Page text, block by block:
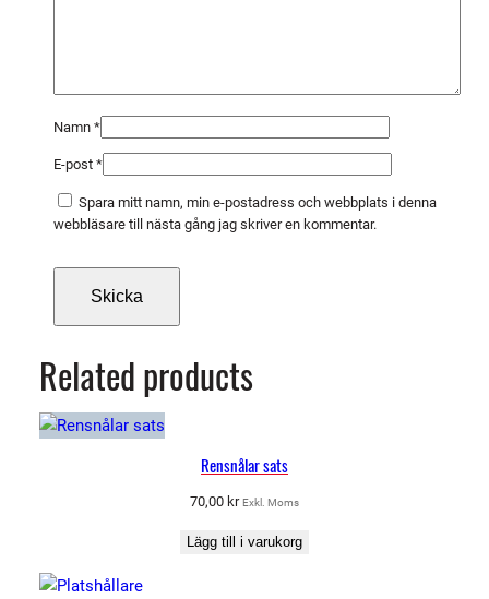
Namn *
E-post *
Spara mitt namn, min e-postadress och webbplats i denna
webbläsare till nästa gång jag skriver en kommentar.
Related products
Rensnålar sats
70,00 kr Exkl. Moms
Lägg till i varukorg